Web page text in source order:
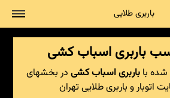
باربری طلایی
باربری اسباب کشی
با باربری اسباب کشی در بخشهای
اتوبار و باربری طلایی تهران